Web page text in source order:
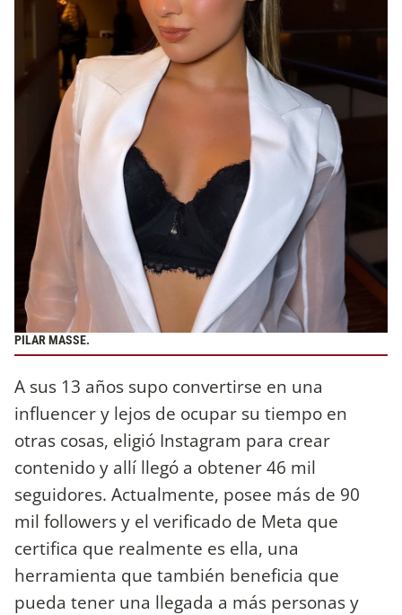
PILAR MASSE.
A sus 13 años supo convertirse en una
influencer y lejos de ocupar su tiempo en
otras cosas, eligió Instagram para crear
contenido y allí llegó a obtener 46 mil
seguidores. Actualmente, posee más de 90
mil followers y el verificado de Meta que
certifica que realmente es ella, una
herramienta que también beneficia que
pueda tener una llegada a más personas y